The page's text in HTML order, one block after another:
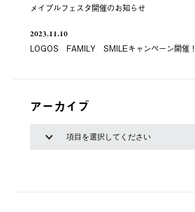
メイプルフェスタ開催のお知らせ
2023.11.10
LOGOS FAMILY SMILEキャンペーン開催！
アーカイブ